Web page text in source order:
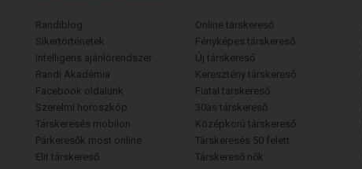
Randiblog
Sikertörténetek
Intelligens ajánlórendszer
Randi Akadémia
Facebook oldalunk
Szerelmi horoszkóp
Társkeresés mobilon
Párkeresők most online
Elit társkereső
Online társkereső
Fényképes társkereső
Új társkereső
Keresztény társkereső
Fiatal társkereső
30as társkereső
Középkorú társkereső
Társkeresés 50 felett
Társkereső nők